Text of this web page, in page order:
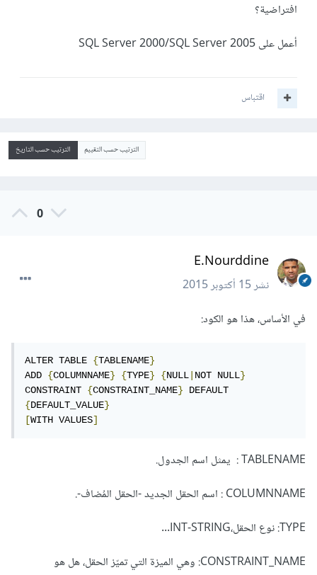
افتراضية؟
أعمل على SQL Server 2000/SQL Server 2005
اقتباس
الترتيب حسب التقييم الترتيب حسب التاريخ
0
E.Nourddine
نشر15 أكتوبر 2015
في الأساس، هذا هو الكود:
ALTER TABLE {TABLENAME}
ADD {COLUMNNAME} {TYPE} {NULL |NOT NULL}
CONSTRAINT {CONSTRAINT_NAME}
{DEFAULT_VALUE}
[WITH VALUES]
TABLENAME : يمثل اسم الجدول.
COLUMNNAME : اسم الحقل الجديد -الحقل المُضاف-.
TYPE: نوع الحقل،INT-STRING...
CONSTRAINT_NAME: وهي الميزة التي تميّز الحقل، هل هو